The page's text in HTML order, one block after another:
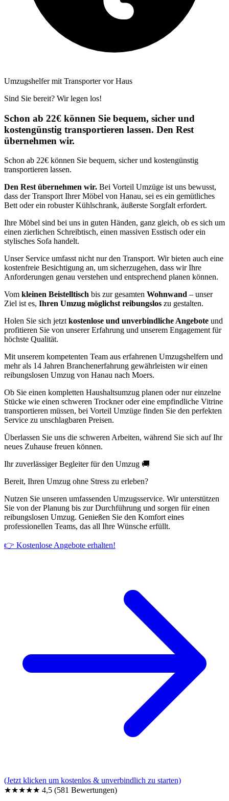
Umzugshelfer mit Transporter vor Haus
Sind Sie bereit? Wir legen los!
Schon ab 22€ können Sie bequem, sicher und
kostengünstig transportieren lassen. Den Rest
übernehmen wir.
Schon ab 22€ können Sie bequem, sicher und kostengünstig
transportieren lassen.
Den Rest übernehmen wir. Bei Vorteil Umzüge ist uns bewusst,
dass der Transport Ihrer Möbel von Hanau, sei es ein gemütliches
Bett oder ein robuster Kühlschrank, äußerste Sorgfalt erfordert.
Ihre Möbel sind bei uns in guten Händen, ganz gleich, ob es sich um
einen zierlichen Schreibtisch, einen massiven Esstisch oder ein
stylisches Sofa handelt.
Unser Service umfasst nicht nur den Transport. Wir bieten auch eine
kostenfreie Besichtigung an, um sicherzugehen, dass wir Ihre
Anforderungen genau verstehen und entsprechend planen können.
Vom kleinen Beistelltisch bis zur gesamten Wohnwand – unser
Ziel ist es, Ihren Umzug möglichst reibungslos zu gestalten.
Holen Sie sich jetzt kostenlose und unverbindliche Angebote und
profitieren Sie von unserer Erfahrung und unserem Engagement für
höchste Qualität.
Mit unserem kompetenten Team aus erfahrenen Umzugshelfern und
mehr als 14 Jahren Branchenerfahrung gewährleisten wir einen
reibungslosen Umzug von Hanau nach Moers.
Ob Sie einen kompletten Haushaltsumzug planen oder nur einzelne
Stücke wie einen schweren Trockner oder eine empfindliche Vitrine
transportieren müssen, bei Vorteil Umzüge finden Sie den perfekten
Service zu unschlagbaren Preisen.
Überlassen Sie uns die schweren Arbeiten, während Sie sich auf Ihr
neues Zuhause freuen können.
Ihr zuverlässiger Begleiter für den Umzug 🚚
Bereit, Ihren Umzug ohne Stress zu erleben?
Nutzen Sie unseren umfassenden Umzugsservice. Wir unterstützen
Sie von der Planung bis zur Durchführung und sorgen für einen
reibungslosen Umzug. Genießen Sie den Komfort eines
professionellen Teams, das all Ihre Wünsche erfüllt.
👉 Kostenlose Angebote erhalten!
(Jetzt klicken um kostenlos & unverbindlich zu starten)
★★★★★ 4,5 (581 Bewertungen)